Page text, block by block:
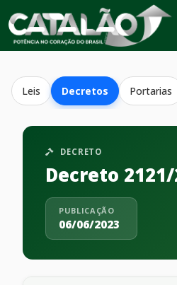
Leis Decretos Portarias
DECRETO
Decreto
PUBLICAÇÃO
06/06/2023